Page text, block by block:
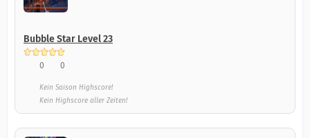
Bubble Star Level 23
0 0
Kein Saison Highscore!
Kein Highscore aller Zeiten!